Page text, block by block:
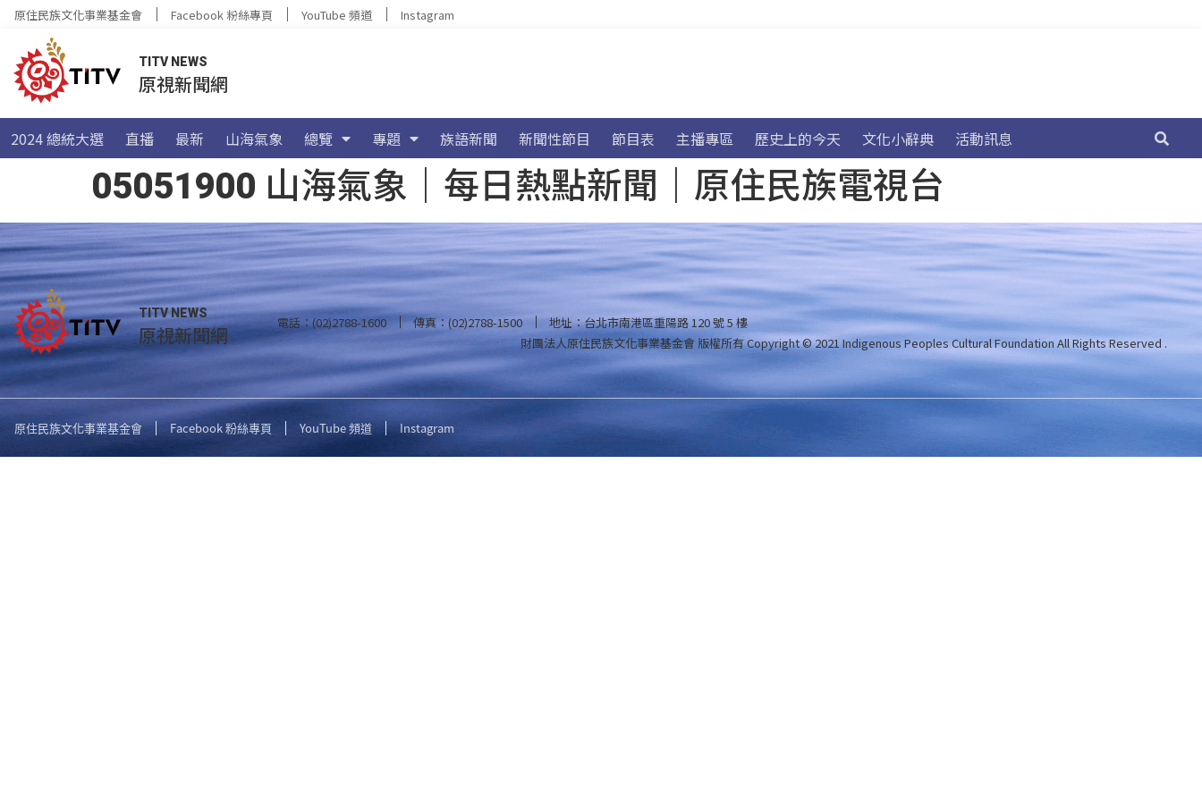
原住民族文化事業基金會 Facebook 粉絲專頁 YouTube 頻道 Instagram
TITV NEWS
原視新聞網
2024 總統大選 直播 最新 山海氣象 總覽 專題 族語新聞 新聞性節目 節目表 主播專區 歷史上的今天 文化小辭典 活動訊息
05051900 山海氣象｜每日熱點新聞｜原住民族電視台
TITV NEWS
原視新聞網 電話：(02)2788-1600 傳真：(02)2788-1500
地址：台北市南港區重陽路 120 號 5 樓
財團法人原住民族文化事業基金會 版權所有Copyright © 2021 Indigenous Peoples Cultural Foundation All Rights Reserved .
原住民族文化事業基金會 Facebook 粉絲專頁 YouTube 頻道 Instagram